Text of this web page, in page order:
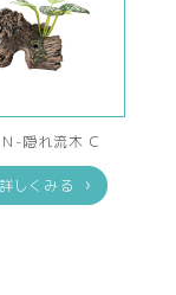
-隠れ流木 Ｃ
詳しくみる